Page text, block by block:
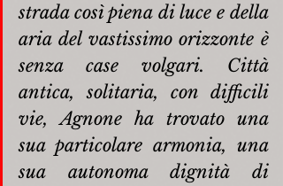
strada così piena di luce e della
aria del vastissimo orizzonte è
senza case volgari. Città
antica, solitaria, con difficili
vie, Agnone ha trovato una
sua particolare armonia, una
sua autonoma dignità di